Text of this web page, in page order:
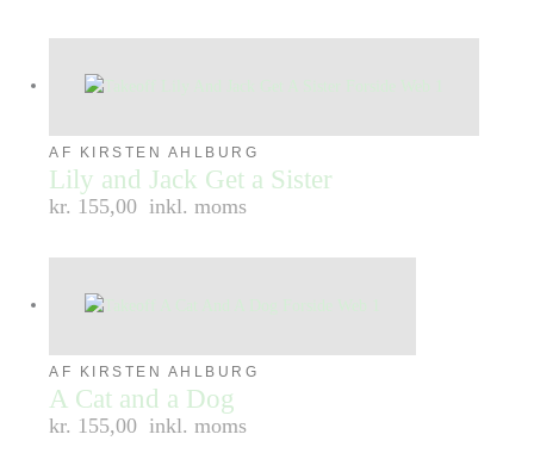
AF KIRSTEN AHLBURG
Lily and Jack Get a Sister
kr. 155,00 inkl. moms
AF KIRSTEN AHLBURG
A Cat and a Dog
kr. 155,00 inkl. moms